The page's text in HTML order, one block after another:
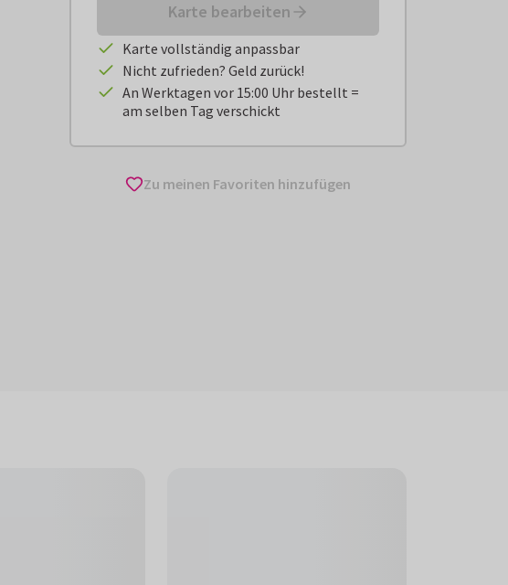
Karte bearbeiten
Karte vollständig anpassbar
Nicht zufrieden? Geld zurück!
An Werktagen vor 15:00 Uhr bestellt =
am selben Tag verschickt
Zu meinen Favoriten hinzufügen